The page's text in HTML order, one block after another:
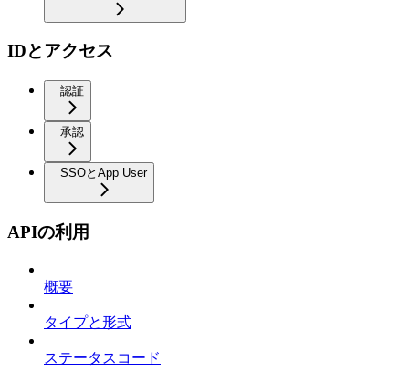
IDとアクセス
認証
承認
SSOとApp User
APIの利用
概要
タイプと形式
ステータスコード